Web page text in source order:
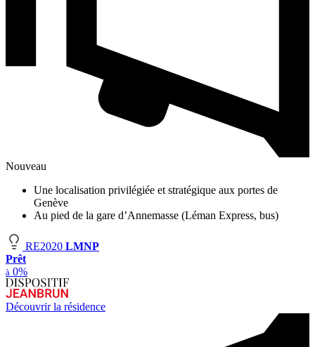
Nouveau
Une localisation privilégiée et stratégique aux portes de
Genève
Au pied de la gare d’Annemasse (Léman Express, bus)
RE2020 LMNP
Prêt
à 0%
Découvrir la résidence